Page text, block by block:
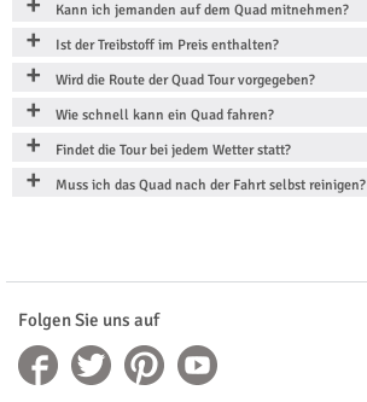
Kann ich jemanden auf dem Quad mitnehmen?
Ist der Treibstoff im Preis enthalten?
Wird die Route der Quad Tour vorgegeben?
Wie schnell kann ein Quad fahren?
Findet die Tour bei jedem Wetter statt?
Muss ich das Quad nach der Fahrt selbst reinigen?
Folgen Sie uns auf